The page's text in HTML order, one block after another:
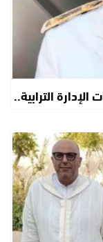
الترابية..